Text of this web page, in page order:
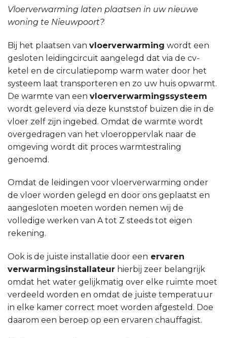
Vloerverwarming laten plaatsen in uw nieuwe
woning te Nieuwpoort?
Bij het plaatsen van vloerverwarming wordt een
gesloten leidingcircuit aangelegd dat via de cv-
ketel en de circulatiepomp warm water door het
systeem laat transporteren en zo uw huis opwarmt.
De warmte van een vloerverwarmingssysteem
wordt geleverd via deze kunststof buizen die in de
vloer zelf zijn ingebed. Omdat de warmte wordt
overgedragen van het vloeroppervlak naar de
omgeving wordt dit proces warmtestraling
genoemd.
Omdat de leidingen voor vloerverwarming onder
de vloer worden gelegd en door ons geplaatst en
aangesloten moeten worden nemen wij de
volledige werken van A tot Z steeds tot eigen
rekening.
Ook is de juiste installatie door een ervaren
verwarmingsinstallateur hierbij zeer belangrijk
omdat het water gelijkmatig over elke ruimte moet
verdeeld worden en omdat de juiste temperatuur
in elke kamer correct moet worden afgesteld. Doe
daarom een beroep op een ervaren chauffagist.